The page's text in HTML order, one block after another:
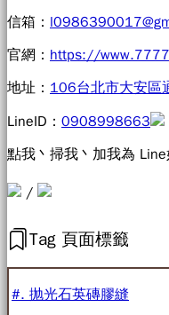
信箱：
官網： https://
地址： 106台北市大安區
LineID： 0908998663
點我丶掃我丶加我為
/
Tag 頁面標籤
#. 抛光石英磚膠縫